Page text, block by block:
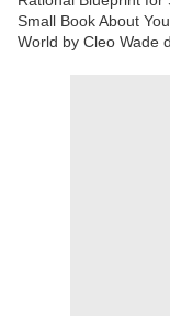
Small Book About
World by Cleo Wade